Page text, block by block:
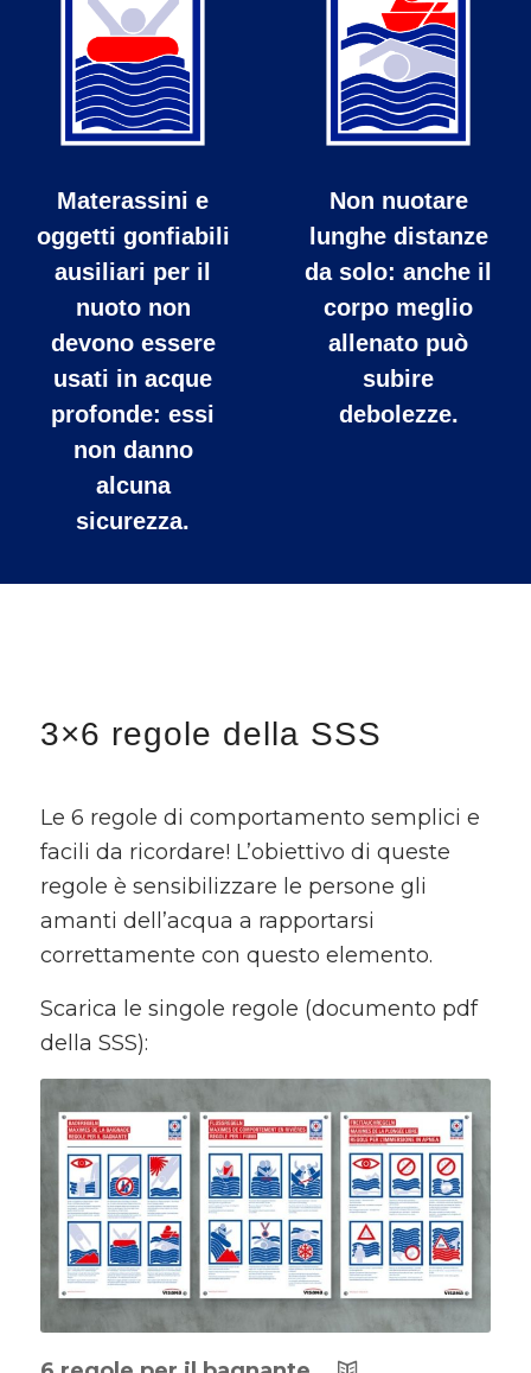
Materassini e
oggetti gonfiabili
ausiliari per il
nuoto non
devono essere
usati in acque
profonde: essi
non danno
alcuna
sicurezza.
Non nuotare
lunghe distanze
da solo: anche il
corpo meglio
allenato può
subire
debolezze.
3×6 regole della SSS
Le 6 regole di comportamento semplici e
facili da ricordare! L’obiettivo di queste
regole è sensibilizzare le persone gli
amanti dell’acqua a rapportarsi
correttamente con questo elemento.
Scarica le singole regole (documento pdf
della SSS):